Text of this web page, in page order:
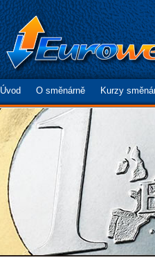
Úvod O směnárně Kurzy